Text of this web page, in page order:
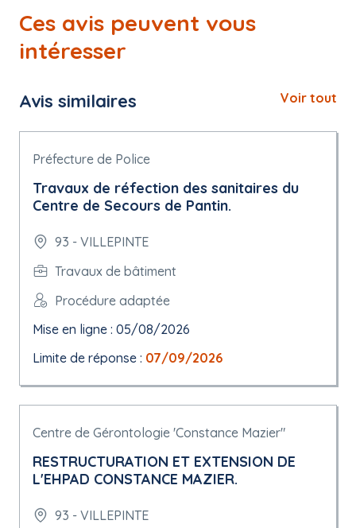
Ces avis peuvent vous
intéresser
Avis similaires Voir tout
Préfecture de Police
Travaux de réfection des sanitaires du
Centre de Secours de Pantin.
93 - VILLEPINTE
Travaux de bâtiment
Procédure adaptée
Mise en ligne : 05/08/2026
Limite de réponse : 07/09/2026
Centre de Gérontologie 'Constance Mazier"
RESTRUCTURATION ET EXTENSION DE
L'EHPAD CONSTANCE MAZIER.
93 - VILLEPINTE